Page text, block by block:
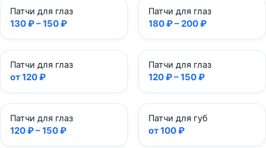
Патчи для глаз
130 ₽ – 150 ₽
Патчи для глаз
180 ₽ – 200 ₽
Патчи для глаз
от 120 ₽
Патчи для глаз
120 ₽ – 150 ₽
Патчи для глаз
120 ₽ – 150 ₽
Патчи для губ
от 100 ₽